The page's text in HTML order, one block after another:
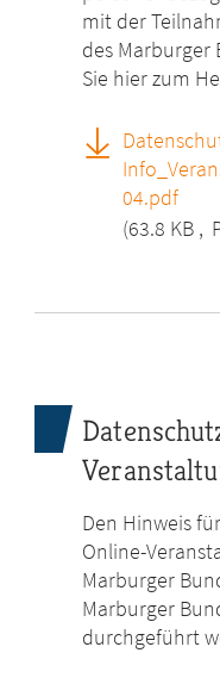
mit der
des Marburger
Sie hier zum
04.pdf
(63.8 KB ,
Den Hinweis
Online-
Marburger
Marburger
durchgeführt